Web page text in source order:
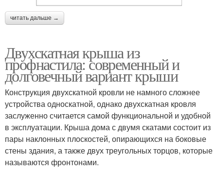
читать дальше →
Двухскатная крыша из
профнастила: современный и
долговечный вариант крыши
Конструкция двухскатной кровли не намного сложнее
устройства односкатной, однако двухскатная кровля
заслуженно считается самой функциональной и удобной
в эксплуатации. Крыша дома с двумя скатами состоит из
пары наклонных плоскостей, опирающихся на боковые
стены здания, а также двух треугольных торцов, которые
называются фронтонами.